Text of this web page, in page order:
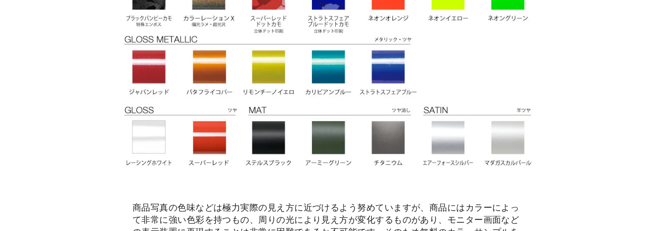
商品写真の色味などは極力実際の見え方に近づけるよう努めていますが、商品にはカラーによっ
て非常に強い色彩を持つもの、周りの光により見え方が変化するものがあり、モニター画面など